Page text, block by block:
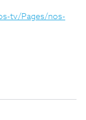
tv/Pages/nos-